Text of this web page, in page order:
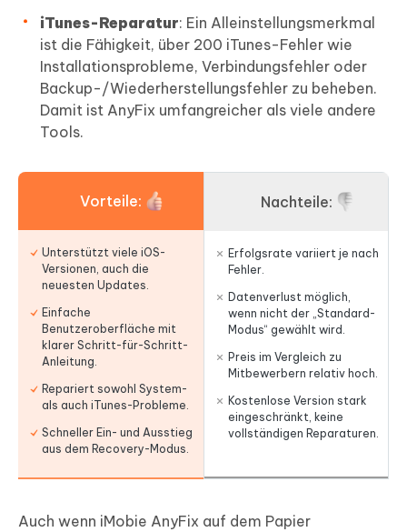
iTunes-Reparatur: Ein Alleinstellungsmerkmal
ist die Fähigkeit, über 200 iTunes-Fehler wie
Installationsprobleme, Verbindungsfehler oder
Backup-/Wiederherstellungsfehler zu beheben.
Damit ist AnyFix umfangreicher als viele andere
Tools.
Vorteile:
Unterstützt viele iOS-
Versionen, auch die
neuesten Updates.
Einfache
Benutzeroberfläche mit
klarer Schritt-für-Schritt-
Anleitung.
Repariert sowohl System-
als auch iTunes-Probleme.
Schneller Ein- und Ausstieg
aus dem Recovery-Modus.
Nachteile:
Erfolgsrate variiert je nach
Fehler.
Datenverlust möglich,
wenn nicht der „Standard-
Modus“ gewählt wird.
Preis im Vergleich zu
Mitbewerbern relativ hoch.
Kostenlose Version stark
eingeschränkt, keine
vollständigen Reparaturen.
Auch wenn iMobie AnyFix auf dem Papier